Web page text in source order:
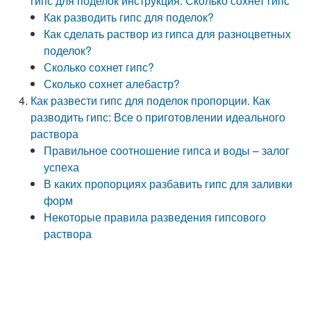
Как разводить гипс для поделок?
Как сделать раствор из гипса для разноцветных
поделок?
Сколько сохнет гипс?
Сколько сохнет алебастр?
Как развести гипс для поделок пропорции. Как
разводить гипс: Все о приготовлении идеального
раствора
Правильное соотношение гипса и воды – залог
успеха
В каких пропорциях разбавить гипс для заливки
форм
Некоторые правила разведения гипсового
раствора